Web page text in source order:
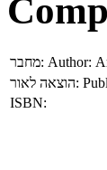
מחבר: Author:
הוצאה לאור:
ISBN: